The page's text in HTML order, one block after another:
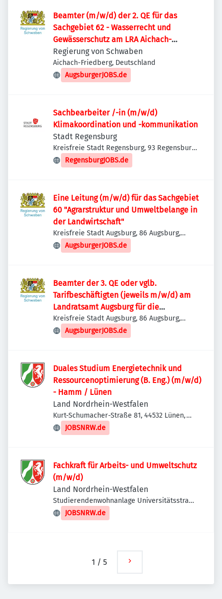
Beamter (m/w/d) der 2. QE für das
Sachgebiet 62 - Wasserrecht und
Gewässerschutz am LRA Aichach-
Friedberg
Regierung von Schwaben
Aichach-Friedberg, Deutschland
AugsburgerJOBS.de
Sachbearbeiter /-in (m/w/d)
Klimakoordination und -kommunikation
Stadt Regensburg
Kreisfreie Stadt Regensburg, 93 Regensburg,
Deutschland
RegensburgJOBS.de
Eine Leitung (m/w/d) für das Sachgebiet
60 "Agrarstruktur und Umweltbelange in
der Landwirtschaft"
Kreisfreie Stadt Augsburg, 86 Augsburg,
Deutschland
AugsburgerJOBS.de
Beamter der 3. QE oder vglb.
Tarifbeschäftigten (jeweils m/w/d) am
Landratsamt Augsburg für die
Sachbearbeitung Naturschutz, Jagd- und
Fischereirecht
Kreisfreie Stadt Augsburg, 86 Augsburg,
Deutschland
AugsburgerJOBS.de
Duales Studium Energietechnik und
Ressourcenoptimierung (B. Eng.) (m/w/d)
- Hamm / Lünen
Land Nordrhein-Westfalen
Kurt-Schumacher-Straße 81, 44532 Lünen,
Deutschland
JOBSNRW.de
Fachkraft für Arbeits- und Umweltschutz
(m/w/d)
Land Nordrhein-Westfalen
Studierendenwohnanlage Universitätsstraße
1, Studierendenwerk Düsseldorf, 40225
Düsseldorf, Deutschland
JOBSNRW.de
1 / 5